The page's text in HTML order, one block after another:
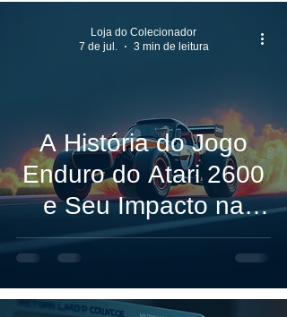
A História do Jogo
Enduro do Atari 2600
e Seu Impacto na
Evolução dos
Videogames
Loja do Colecionador
7 de jul.
3 min de leitura